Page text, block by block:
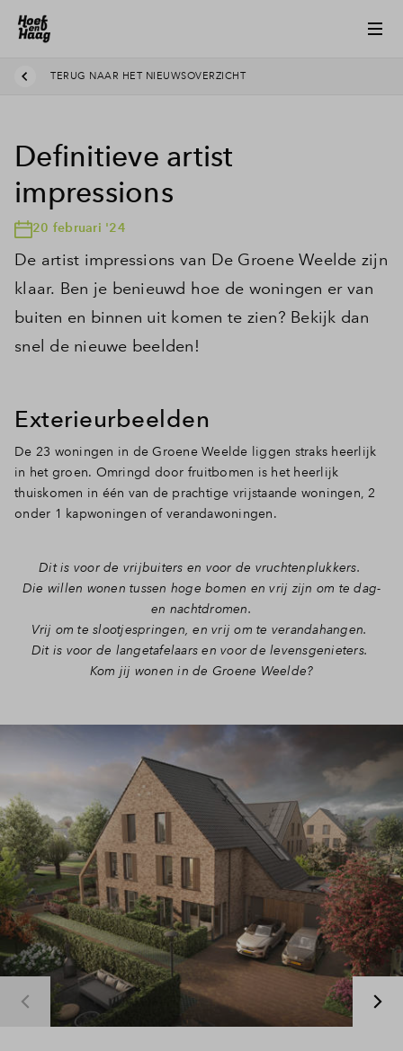
Inloggen
TERUG NAAR HET NIEUWSOVERZICHT
Definitieve artist
impressions
20 februari '24
De artist impressions van De Groene Weelde zijn
klaar. Ben je benieuwd hoe de woningen er van
buiten en binnen uit komen te zien? Bekijk dan
snel de nieuwe beelden!
Exterieurbeelden
De 23 woningen in de Groene Weelde liggen straks heerlijk
in het groen. Omringd door fruitbomen is het heerlijk
thuiskomen in één van de prachtige vrijstaande woningen, 2
onder 1 kapwoningen of verandawoningen.
Dit is voor de vrijbuiters en voor de vruchtenplukkers.
Die willen wonen tussen hoge bomen en vrij zijn om te dag-
en nachtdromen.
Vrij om te slootjespringen, en vrij om te verandahangen.
Dit is voor de langetafelaars en voor de levensgenieters.
Kom jij wonen in de Groene Weelde?